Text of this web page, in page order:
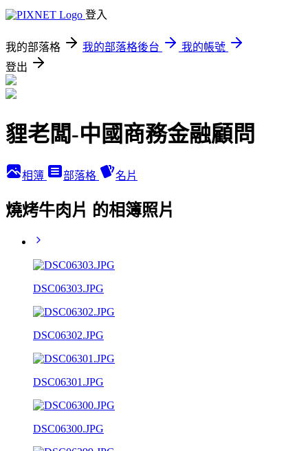
登入
我的部落格 我的部落格後台
我的帳號
登出
貍老闆-中國商務金融顧問
相簿 部落格 名片
燒烤牛肉片 的相簿照片
DSC06303.JPG
DSC06302.JPG
DSC06301.JPG
DSC06300.JPG